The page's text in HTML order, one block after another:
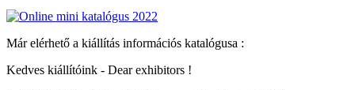
Már elérhető a kiállítás információs katalógusa :
Kedves kiállítóink - Dear exhibitors !